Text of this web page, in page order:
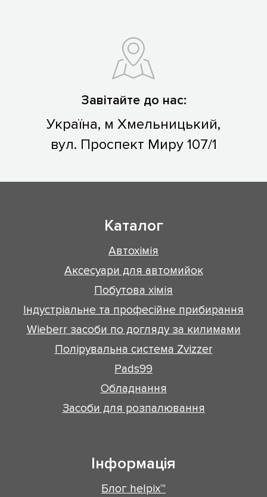
Завітайте до нас:
Україна, м Хмельницький,
вул. Проспект Миру 107/1
Каталог
Автохімія
Аксесуари для автомийок
Побутова хімія
Індустріальне та професійне прибирання
Wieberr засоби по догляду за килимами
Полірувальна система Zvizzer
Pads99
Обладнання
Засоби для розпалювання
Інформація
Блог helpix™